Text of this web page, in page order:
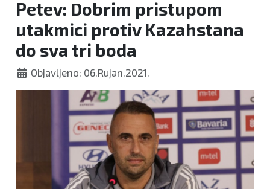
Petev: Dobrim pristupom
utakmici protiv Kazahstana
do sva tri boda
Objavljeno: 06.Rujan.2021.